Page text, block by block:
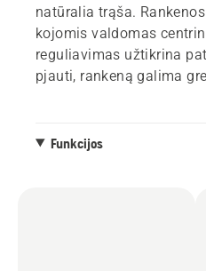
natūralia trąša.
kojomis valdomas
reguliavimas užtikrina
pjauti, rankeną galima
sistema, kad būtų
Funkcijos